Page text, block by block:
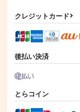
クレジットカード
後払い決済
とらコイン